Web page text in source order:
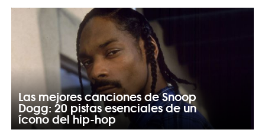
Las mejores canciones de Snoop
Dogg: 20 pistas esenciales de un
ícono del hip-hop